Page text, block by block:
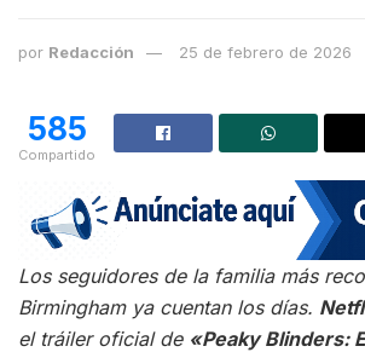
por Redacción 25 de febrero de 2026
585
Compartido
Los seguidores de la familia más
Birmingham ya cuentan los días.
el tráiler oficial de «Peaky Blinders: